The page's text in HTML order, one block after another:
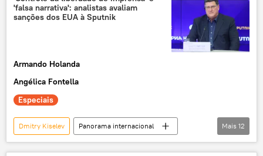
Sputnik
RT
Joe Biden
Departamento do Tesouro dos EUA
EUA
sanções
'falsa narrativa': analistas avaliam
sanções dos EUA à Sputnik
Armando Holanda
Angélica Fontella
Especiais
Dmitry Kiselev
Panorama internacional
Defesa
Américas
Estados Unidos
Mais 12